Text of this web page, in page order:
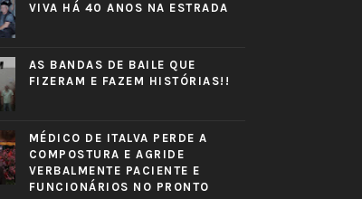
VIVA HÁ 40 ANOS NA ESTRADA
AS BANDAS DE BAILE QUE
FIZERAM E FAZEM HISTÓRIAS!!
MÉDICO DE ITALVA PERDE A
COMPOSTURA E AGRIDE
VERBALMENTE PACIENTE E
FUNCIONÁRIOS NO PRONTO